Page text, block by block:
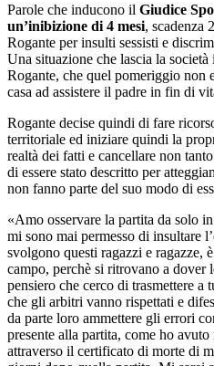
Parole che inducono il Giudice
un’inibizione di 4 mesi, scadenza
Rogante per insulti sessisti e
Una situazione che lascia la
Rogante, che quel pomeriggio non
casa ad assistere il padre in fin di
Rogante decise quindi di fare
territoriale ed iniziare quindi la
realtà dei fatti e cancellare non
di essere stato descritto per
non fanno parte del suo modo di
«Amo osservare la partita da solo
mi sono mai permesso di insultare
svolgono questi ragazzi e ragazze,
campo, perchè si ritrovano a dover
pensiero che cerco di trasmettere a
che gli arbitri vanno rispettati e
da parte loro ammettere gli errori
presente alla partita, come ho
attraverso il certificato di morte di